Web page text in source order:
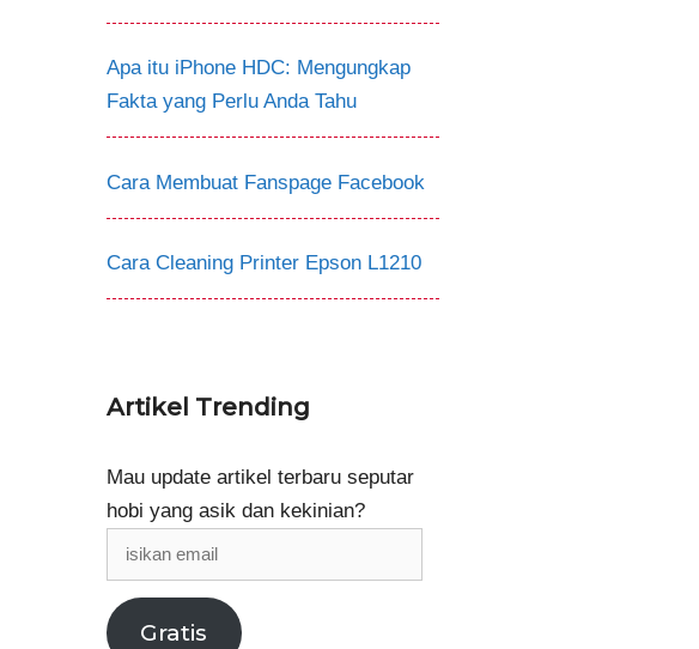
Apa itu iPhone HDC: Mengungkap
Fakta yang Perlu Anda Tahu
Cara Membuat Fanspage Facebook
Cara Cleaning Printer Epson L1210
Artikel Trending
Mau update artikel terbaru seputar
hobi yang asik dan kekinian?
isikan
email
Gratis